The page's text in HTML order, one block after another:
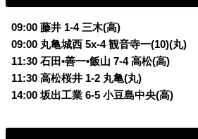
09:00 藤井 1-4 三木(高)
09:00 丸亀城西 5x-4 観音寺一(10)(丸)
11:30 石田•善一•飯山 7-4 高松(高)
11:30 高松桜井 1-2 丸亀(丸)
14:00 坂出工業 6-5 小豆島中央(高)